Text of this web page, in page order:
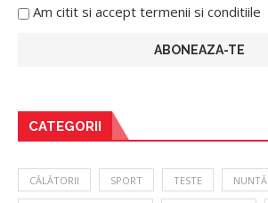
Am citit si accept termenii si conditiile
CATEGORII
CĂLĂTORII SPORT TESTE NUNTĂ